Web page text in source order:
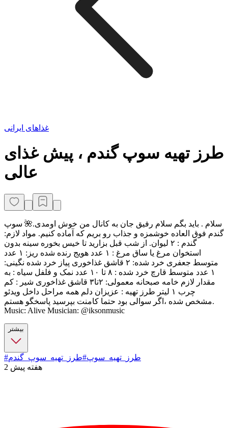
غذاهای ایرانی
طرز تهیه سوپ گندم ، پیش غذای
عالی
سلام . باید بگم سلام رفیق جان به کانال من خوش اومدی.🌺 سوپ
گندم فوق العاده خوشمزه و جذاب رو بریم که آماده کنیم. مواد لازم:
گندم : ۲ لیوان. از شب قبل بزارید تا خیس بخوره سینه بدون
استخوان مرغ یا ساق مرغ : ۱ عدد هویج رنده شده ریز: ۱ عدد
متوسط جعفری خرد شده: ۲ قاشق غذاخوری پیاز خرد شده نگینی:
۱ عدد متوسط قارچ خرد شده : ۸ تا ۱۰ عدد نمک و فلفل سیاه : به
مقدار لازم خامه صبحانه معمولی: ۲تا۳ قاشق غذاخوری شیر : کم
چرب ۱ لیتر طرز تهیه : عزیزان دلم همه مراحل داخل ویدئو
مشخص شده ،اگر سوالی بود حتما کامنت بپرسید پاسخگو هستم.
Music: Alive Musician: @iksonmusic
بیشتر
#طرز_تهیه_سوپ#طرز_تهیه_سوپ_گندم
2 هفته پیش